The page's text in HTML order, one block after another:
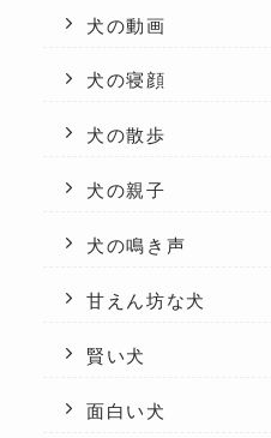
犬の動画
犬の寝顔
犬の散歩
犬の親子
犬の鳴き声
甘えん坊な犬
賢い犬
面白い犬